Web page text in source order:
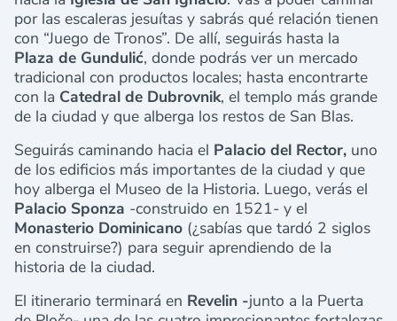
por las escaleras jesuítas y sabrás qué relación tienen
con “Juego de Tronos”. De allí, seguirás hasta la
Plaza de Gundulić, donde podrás ver un mercado
tradicional con productos locales; hasta encontrarte
con la Catedral de Dubrovnik, el templo más grande
de la ciudad y que alberga los restos de San Blas.
Seguirás caminando hacia el Palacio del Rector, uno
de los edificios más importantes de la ciudad y que
hoy alberga el Museo de la Historia. Luego, verás el
Palacio Sponza -construido en 1521- y el
Monasterio Dominicano (¿sabías que tardó 2 siglos
en construirse?) para seguir aprendiendo de la
historia de la ciudad.
El itinerario terminará en Revelin -junto a la Puerta